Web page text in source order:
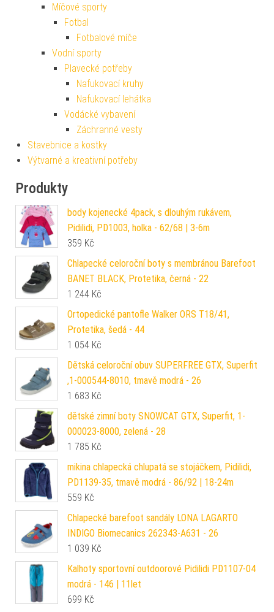
Míčové sporty
Fotbal
Fotbalové míče
Vodní sporty
Plavecké potřeby
Nafukovací kruhy
Nafukovací lehátka
Vodácké vybavení
Záchranné vesty
Stavebnice a kostky
Výtvarné a kreativní potřeby
Produkty
body kojenecké 4pack, s dlouhým rukávem,
Pidilidi, PD1003, holka - 62/68 | 3-6m
359 Kč
Chlapecké celoroční boty s membránou Barefoot
BANET BLACK, Protetika, černá - 22
1 244 Kč
Ortopedické pantofle Walker ORS T18/41,
Protetika, šedá - 44
1 054 Kč
Dětská celoroční obuv SUPERFREE GTX, Superfit
,1-000544-8010, tmavě modrá - 26
1 683 Kč
dětské zimní boty SNOWCAT GTX, Superfit, 1-
000023-8000, zelená - 28
1 785 Kč
mikina chlapecká chlupatá se stojáčkem, Pidilidi,
PD1139-35, tmavě modrá - 86/92 | 18-24m
559 Kč
Chlapecké barefoot sandály LONA LAGARTO
INDIGO Biomecanics 262343-A631 - 26
1 039 Kč
Kalhoty sportovní outdoorové Pidilidi PD1107-04
modrá - 146 | 11let
699 Kč